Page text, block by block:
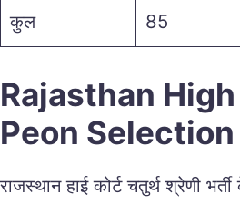
कुल 85
Rajasthan
Peon
राजस्थान हाई कोर्ट चतुर्थ श्रेणी